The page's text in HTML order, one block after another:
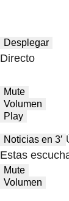
Desplegar
Directo
Mute
Volumen
Play
Noticias en 3′
Estas
Mute
Volumen